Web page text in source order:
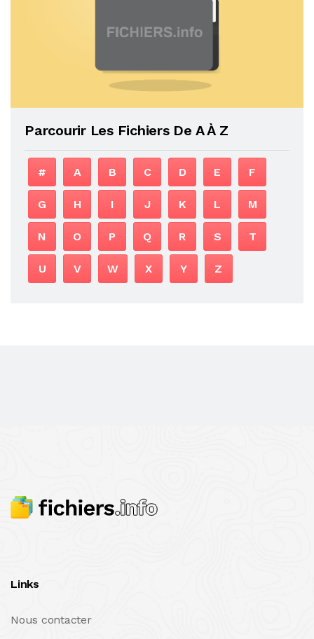
Parcourir Les Fichiers De A À Z
# A B C D E F
G H I J K L M
N O P Q R S T
U V W X Y Z
Links
Nous contacter